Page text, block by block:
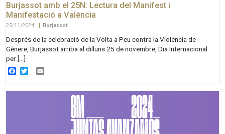
Burjassot amb el 25N: Lectura del Manifest i
Manifestació a València
25/11/2024 | Burjassot
Després de la celebració de la Volta a Peu contra la Violència de
Gènere, Burjassot arriba al dilluns 25 de novembre, Dia Internacional
per […]
Facebook
Twitter